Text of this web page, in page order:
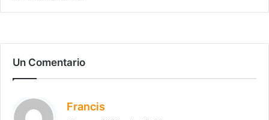
Un Comentario
Francis